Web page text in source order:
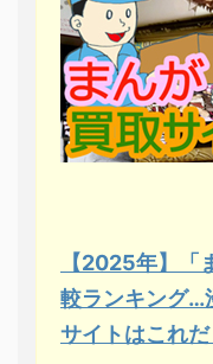
【2025年】「
較ランキング…
サイトはこれだ